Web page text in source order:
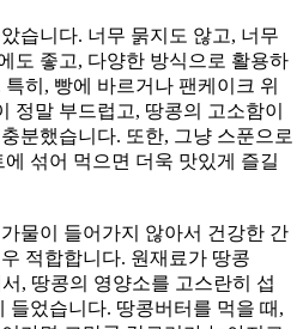
습니다. 너무 묽지도 않고, 너무
도 좋고, 다양한 방식으로 활용하
히, 빵에 바르거나 팬케이크 위
정말 부드럽고, 땅콩의 고소함이
분했습니다. 또한, 그냥 스푼으로
섞어 먹으면 더욱 맛있게 즐길
물이 들어가지 않아서 건강한 간
적합합니다. 원재료가 땅콩
, 땅콩의 영양소를 고스란히 섭
들었습니다. 땅콩버터를 먹을 때,